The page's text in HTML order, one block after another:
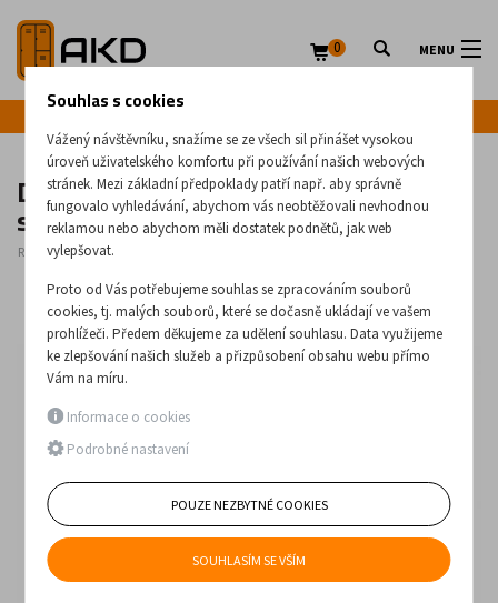
MENU
0
Dílenský pracovní stůl 1700 se
skříňkou a policí
Rozměry: 850 x
Souhlas s cookies
Vážený návštěvníku, snažíme se ze všech sil přinášet vysokou
úroveň uživatelského komfortu při používání našich webových
stránek. Mezi základní předpoklady patří např. aby správně
fungovalo vyhledávání, abychom vás neobtěžovali nevhodnou
reklamou nebo abychom měli dostatek podnětů, jak web
vylepšovat.
Proto od Vás potřebujeme souhlas se zpracováním souborů
cookies, tj. malých souborů, které se dočasně ukládají ve vašem
prohlížeči. Předem děkujeme za udělení souhlasu. Data využijeme
ke zlepšování našich služeb a přizpůsobení obsahu webu přímo
Vám na míru.
Informace o cookies
Podrobné nastavení
POUZE NEZBYTNÉ COOKIES
SOUHLASÍM SE VŠÍM